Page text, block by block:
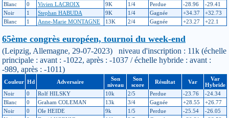
Blanc
0 Vivien LACROIX 9K 1/4 Perdue -28.96
-29.41
Noir
1 Stephan HABUDA 9K 1/4 Gagnée +34.37
+32.73
Blanc
1 Anne-Marie MONTAGNE 13K 2/4 Gagnée +23.27 +22.1
65ème congrès européen, tournoi du week-end
(Leipzig, Allemagne, 29-07-2023) niveau d'inscription : 11k (échelle
principale : avant : -1022, après : -1037 / échelle hybride : avant :
-989, après : -1011)
Couleur Hd Adversaire
Son
niveau
Son
score
Résultat Var
Var
Hybride
Noir
0 Rolf HILSKY 10k 2/5 Perdue -23.76
-24.34
Blanc
0 Graham COLEMAN 13k 3/4 Gagnée +28.55
+26.77
Noir
0 Ole HEIDE 9k 1/5 Perdue -25.54
-26.05